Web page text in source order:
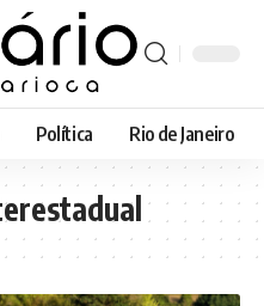
Política Rio de Janeiro